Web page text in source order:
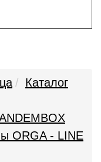
Каталог
ORGA - LINE